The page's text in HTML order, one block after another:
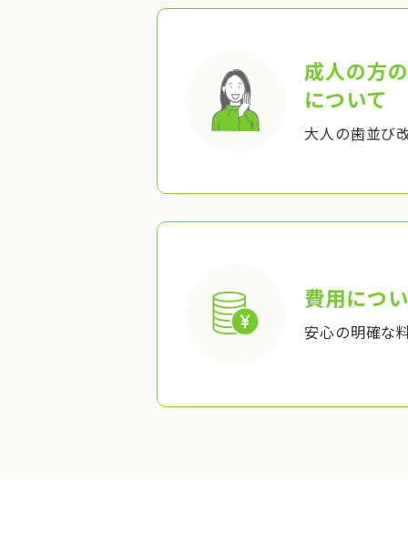
成人の方
について
大人の歯並び
費用につ
安心の明確な